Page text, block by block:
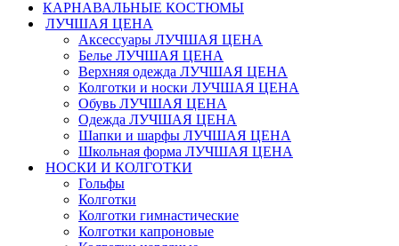
КАРНАВАЛЬНЫЕ КОСТЮМЫ
ЛУЧШАЯ ЦЕНА
Аксессуары ЛУЧШАЯ ЦЕНА
Белье ЛУЧШАЯ ЦЕНА
Верхняя одежда ЛУЧШАЯ ЦЕНА
Колготки и носки ЛУЧШАЯ ЦЕНА
Обувь ЛУЧШАЯ ЦЕНА
Одежда ЛУЧШАЯ ЦЕНА
Шапки и шарфы ЛУЧШАЯ ЦЕНА
Школьная форма ЛУЧШАЯ ЦЕНА
НОСКИ И КОЛГОТКИ
Гольфы
Колготки
Колготки гимнастические
Колготки капроновые